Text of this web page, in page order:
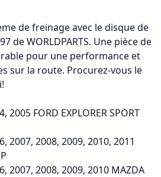
de freinage avec le disque de
de WORLDPARTS. Une pièce de
pour une performance et
sur la route. Procurez-vous le
2005 FORD EXPLORER SPORT
2007, 2008, 2009, 2010, 2011
2007, 2008, 2009, 2010 MAZDA